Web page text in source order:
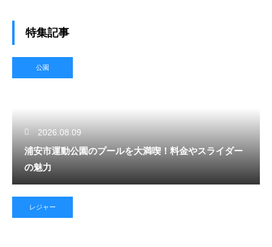
特集記事
公園
2026.08.09
浦安市運動公園のプールを大満喫！料金やスライダー
の魅力
レジャー